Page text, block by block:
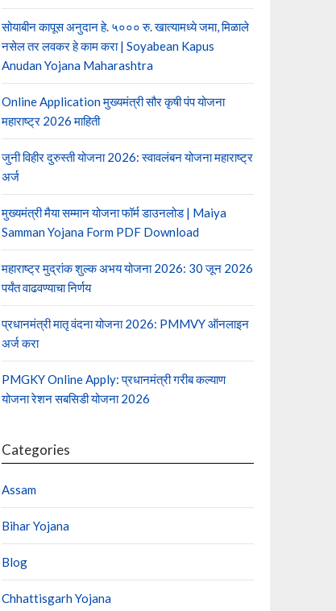
सोयाबीन कापूस अनुदान हे. ५००० रु. खात्यामध्ये जमा, मिळाले
नसेल तर लवकर हे काम करा | Soyabean Kapus
Anudan Yojana Maharashtra
Online Application मुख्यमंत्री सौर कृषी पंप योजना
महाराष्ट्र 2026 माहिती
जुनी विहीर दुरुस्ती योजना 2026: स्वावलंबन योजना महाराष्ट्र
अर्ज
मुख्यमंत्री मैया सम्मान योजना फॉर्म डाउनलोड | Maiya
Samman Yojana Form PDF Download
महाराष्ट्र मुद्रांक शुल्क अभय योजना 2026: 30 जून 2026
पर्यंत वाढवण्याचा निर्णय
प्रधानमंत्री मातृ वंदना योजना 2026: PMMVY ऑनलाइन
अर्ज करा
PMGKY Online Apply: प्रधानमंत्री गरीब कल्याण
योजना रेशन सबसिडी योजना 2026
Categories
Assam
Bihar Yojana
Blog
Chhattisgarh Yojana